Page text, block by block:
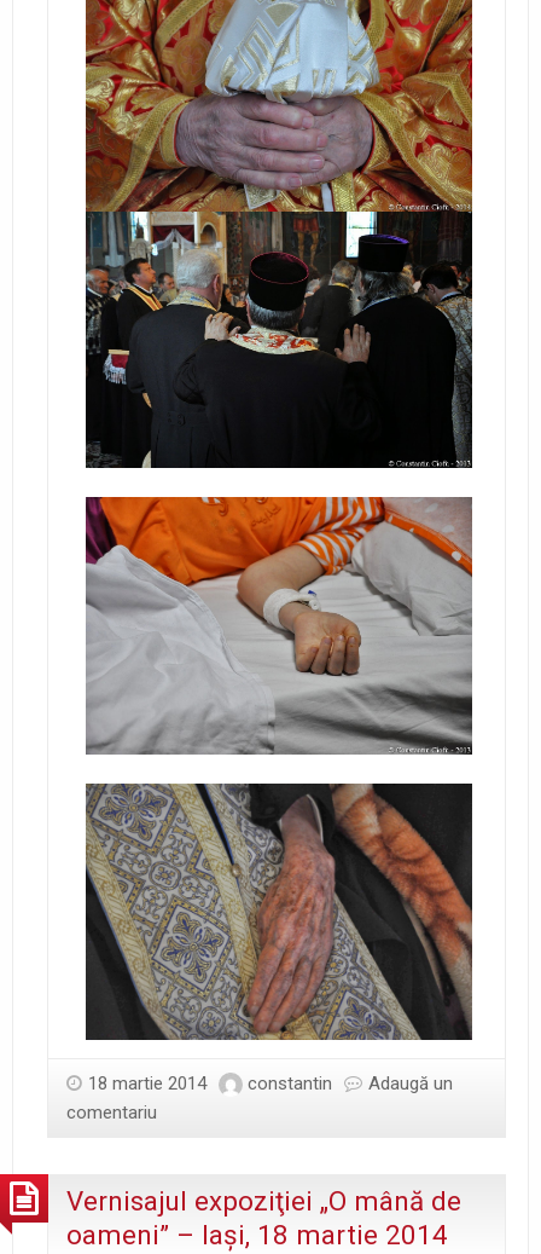
18 martie 2014 constantin
Adaugă un
comentariu
Vernisajul expoziţiei „O mână de
oameni” – Iaşi, 18 martie 2014